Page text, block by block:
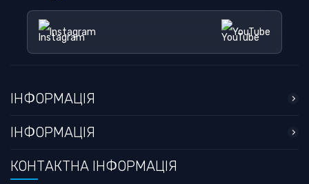
Instagram YouTube
ІНФОРМАЦІЯ
ІНФОРМАЦІЯ
КОНТАКТНА ІНФОРМАЦІЯ